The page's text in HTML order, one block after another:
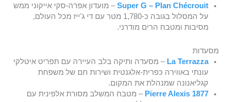
Super G – Plan Chécrouit– מועדון אפרה-סקי אייקוני ממש
על המסלול בגובה כ-1,780 מטר עם די ג'ייז מכל העולם,
מסיבות ומטבח הרים מודרני.
מסעדות
La Terrazza – מסעדה ותיקה בלב העיירה עם תפריט איטלקי
עונתי באווירה כפרית-אלגנטית ושירות חם של משפחת
קגליאנונה שמנהלת את המקום.
Pierre Alexis 1877 – מטבח המשלב מסורת אלפינית עם